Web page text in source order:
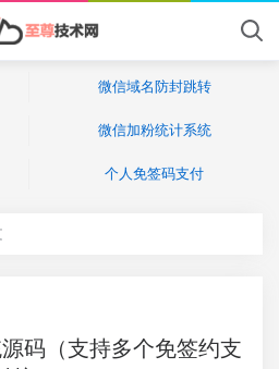
微信域名防封跳转
微信加粉统计系统
个人免签码支付
码（支持多个免签约支